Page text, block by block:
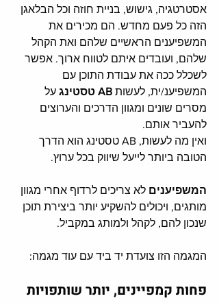
אסטרטגיה, גישוש, בניית חוזה וכל הבלאגן
הזה כל פעם מחדש. הם מכירים את
המשפיענים הראשיים שלהם ואת הקהל
שלהם, ועובדים איתם לטווח ארוך. אפשר
לשכלל ככה את עבודת התוכן עם
המשפיענ/ית, לעשות AB טסטינג
על
מסרים שונים ומגוון הדרכים והערוצים
להעביר אותם.
ואין מה לעשות, AB טסטינג הוא הדרך
הטובה ביותר לייעל שיווק בכל ערוץ.
המשפיענים לא צריכים לרדוף אחרי מגוון
מותגים, ויכולים להשקיע יותר ביצירת תוכן
שנכון להם, לקהל ולמותג במקביל.
המגמה הזו צועדת יד ביד עם עוד מגמה:
פחות קמפיינים, יותר שותפויות